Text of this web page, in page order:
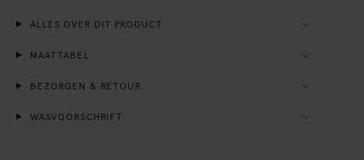
ALLES OVER DIT PRODUCT
MAATTABEL
BEZORGEN & RETOUR
WASVOORSCHRIFT